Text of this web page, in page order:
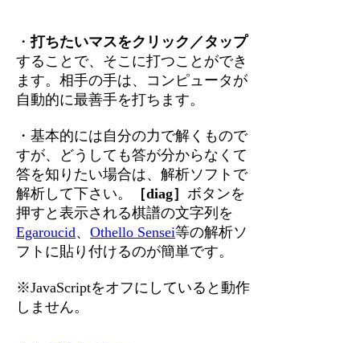
・打ちたいマスをクリック／タップ
することで、そこに打つことができ
ます。相手の手は、コンピュータが
自動的に最善手を打ちます。
・基本的には自分の力で解くもので
すが、どうしても答が分からなくて
答を知りたい場合は、解析ソフトで
解析して下さい。
［diag］ ボタンを
押すと表示される棋譜の文字列を
Egaroucid、Othello Sensei等の解析ソ
フトに貼り付けるのが簡単です。
※JavaScriptをオフにしていると動作
しません。